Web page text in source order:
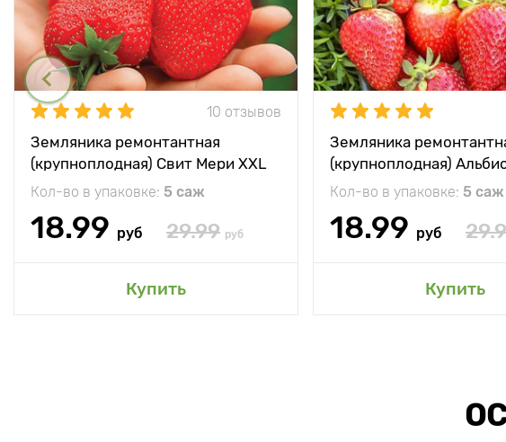
10 отзывов
Земляника ремонтантная
(крупноплодная) Свит Мери XXL
Кол-во в упаковке: 5 саж
18.99 руб 29.99 руб
Купить
Земляника
(крупноплодная)
Кол-во в упаковке: 5 саж
18.99 руб
Купить